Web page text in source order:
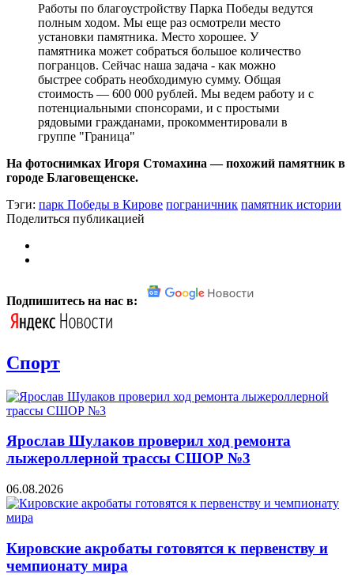
Работы по благоустройству Парка Победы ведутся
полным ходом. Мы еще раз осмотрели место
установки памятника. Место хорошее. У
памятника может собраться большое количество
погранцов. Сейчас наша задача - как можно
быстрее собрать необходимую сумму. Общая
стоимость — 600 000 рублей. Мы ведем работу и с
потенциальными спонсорами, и с простыми
рядовыми гражданами, прокомментировали в
группе "Граница"
На фотоснимках Игоря Стомахина — похожий памятник в
городе Благовещенске.
Тэги: парк Победы в Кирове пограничник памятник истории
Поделиться публикацией
Подпишитесь на нас в:
Спорт
Ярослав Шулаков проверил ход ремонта
лыжероллерной трассы СШОР №3
06.08.2026
Кировские акробаты готовятся к первенству и
чемпионату мира